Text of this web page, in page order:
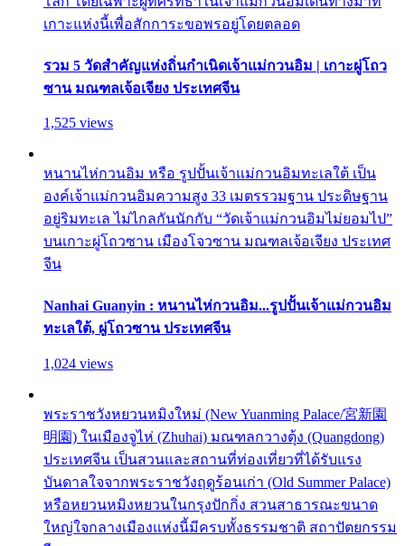
เกาะแห่งนี้เพื่อสักการะขอพรอยู่โดยตลอด
รวม 5 วัดสำคัญแห่งถิ่นกำเนิดเจ้าแม่กวนอิม | เกาะผู่โถว
ซาน มณฑลเจ้อเจียง ประเทศจีน
1,525 views
หนานไห่กวนอิม หรือ รูปปั้นเจ้าแม่กวนอิมทะเลใต้ เป็น
องค์เจ้าแม่กวนอิมความสูง 33 เมตรรวมฐาน ประดิษฐาน
อยู่ริมทะเล ไม่ไกลกันนักกับ “วัดเจ้าแม่กวนอิมไม่ยอมไป”
บนเกาะผู่โถวซาน เมืองโจวซาน มณฑลเจ้อเจียง ประเทศ
จีน
Nanhai Guanyin : หนานไห่กวนอิม...รูปปั้นเจ้าแม่กวนอิม
ทะเลใต้, ผู่โถวซาน ประเทศจีน
1,024 views
พระราชวังหยวนหมิงใหม่ (New Yuanming Palace/宮新園
明園) ในเมืองจูไห่ (Zhuhai) มณฑลกวางตุ้ง (Quangdong)
ประเทศจีน เป็นสวนและสถานที่ท่องเที่ยวที่ได้รับแรง
บันดาลใจจากพระราชวังฤดูร้อนเก่า (Old Summer Palace)
หรือหยวนหมิงหยวนในกรุงปักกิ่ง สวนสาธารณะขนาด
ใหญ่ใจกลางเมืองแห่งนี้มีครบทั้งธรรมชาติ สถาปัตยกรรม